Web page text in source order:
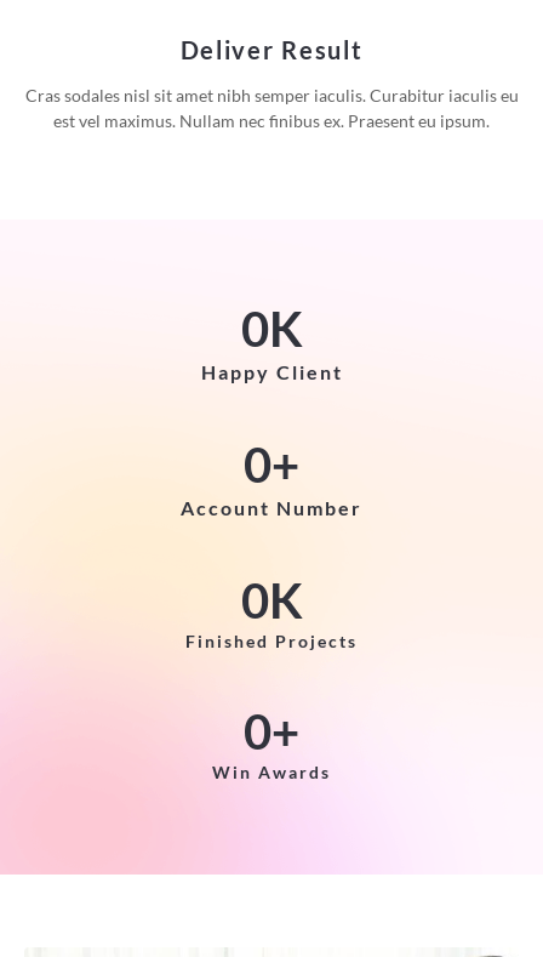
Deliver Result
Cras sodales nisl sit amet nibh semper iaculis. Curabitur iaculis eu
est vel maximus. Nullam nec finibus ex. Praesent eu ipsum.
Happy Client
0K
Account Number
0+
Finished Projects
0K
Win Awards
0+